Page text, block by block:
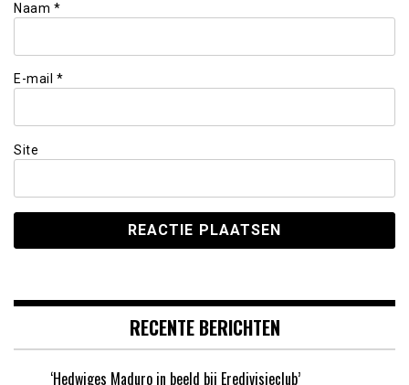
Naam *
E-mail *
Site
RECENTE BERICHTEN
‘Hedwiges Maduro in beeld bij Eredivisieclub’